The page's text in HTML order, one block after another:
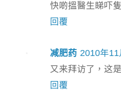
快啲搵醫生睇吓
回覆
减肥药 2010年
又来拜访了，这
回覆